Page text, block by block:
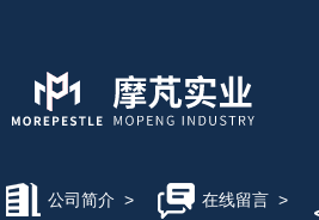
公司简介 > 在线留言>